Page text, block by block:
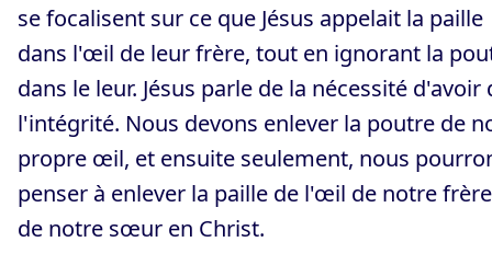
se focalisent sur ce que Jésus appelait la paille
dans l'œil de leur frère, tout en ignorant la
dans le leur. Jésus parle de la nécessité d'avoir
l'intégrité. Nous devons enlever la poutre de
propre œil, et ensuite seulement, nous
penser à enlever la paille de l'œil de notre
de notre sœur en Christ.